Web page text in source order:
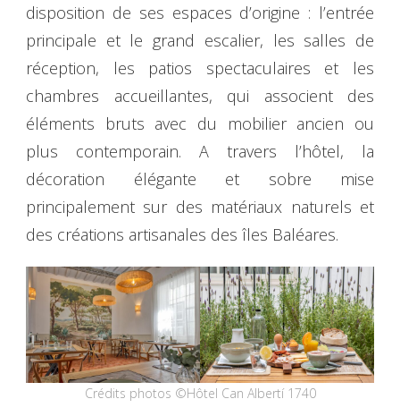
disposition de ses espaces d’origine : l’entrée
principale et le grand escalier, les salles de
réception, les patios spectaculaires et les
chambres accueillantes, qui associent des
éléments bruts avec du mobilier ancien ou
plus contemporain. A travers l’hôtel, la
décoration élégante et sobre mise
principalement sur des matériaux naturels et
des créations artisanales des îles Baléares.
Crédits photos ©Hôtel Can Albertí 1740